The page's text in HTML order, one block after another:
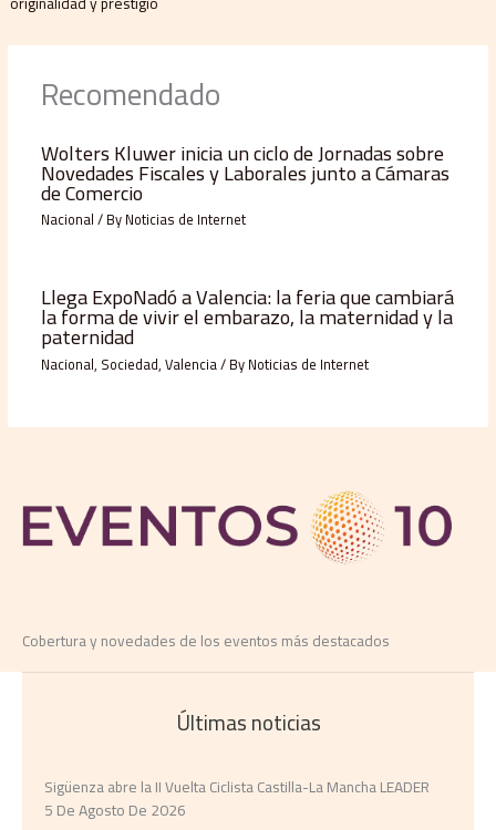
Recomendado
Wolters Kluwer inicia un ciclo de Jornadas sobre
Novedades Fiscales y Laborales junto a Cámaras
de Comercio
Nacional/ ByNoticias de Internet
Llega ExpoNadó a Valencia: la feria que cambiará
la forma de vivir el embarazo, la maternidad y la
paternidad
Nacional, Sociedad,Valencia/ ByNoticias de Internet
Cobertura y novedades de los eventos más destacados
Últimas noticias
Sigüenza abre la II Vuelta Ciclista Castilla-La Mancha LEADER
5 De Agosto De 2026